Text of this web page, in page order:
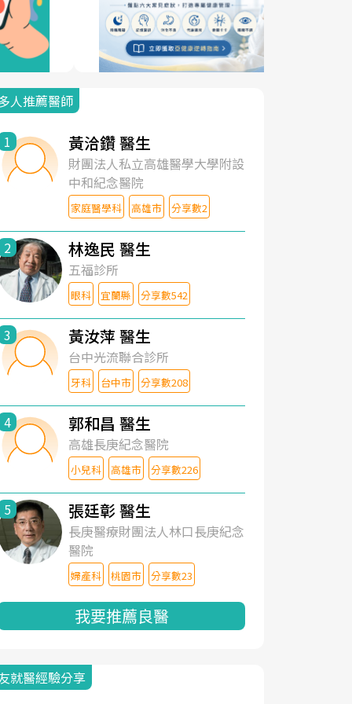
人推薦醫師
1 黃洽鑽 醫生
財團法人私立高雄醫學大學附設
中和紀念醫院
家庭醫學科 高雄市 分享數2
2 林逸民 醫生
五福診所
眼科 宜蘭縣 分享數542
3 黃汝萍 醫生
台中光流聯合診所
牙科 台中市 分享數208
4 郭和昌 醫生
高雄長庚紀念醫院
小兒科 高雄市 分享數226
5 張廷彰 醫生
長庚醫療財團法人林口長庚紀念
醫院
婦產科 桃園市 分享數23
我要推薦良醫
就醫經驗分享